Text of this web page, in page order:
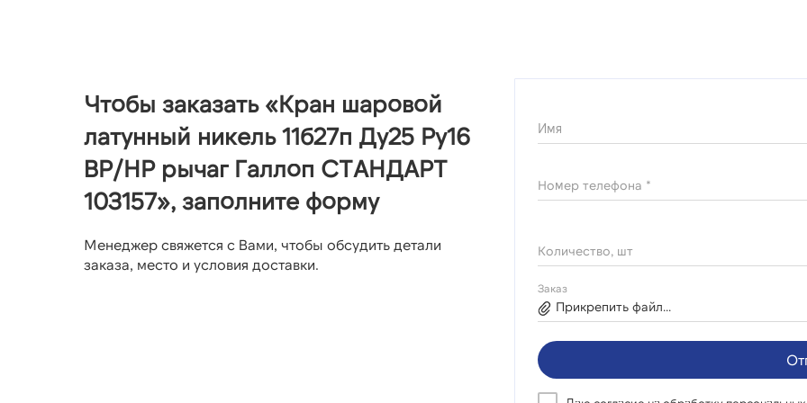
Чтобы заказать «Кран шаровой
латунный никель 11б27п Ду25 Ру16
ВР/НР рычаг Галлоп СТАНДАРТ
103157», заполните форму
Менеджер свяжется с Вами, чтобы обсудить детали
заказа, место и условия доставки.
Имя
Номер телефона *
Количество, шт
Заказ
Прикрепить файл...